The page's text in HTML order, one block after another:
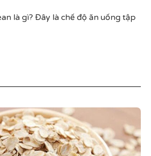
là gì? Đây là chế độ ăn uống tập